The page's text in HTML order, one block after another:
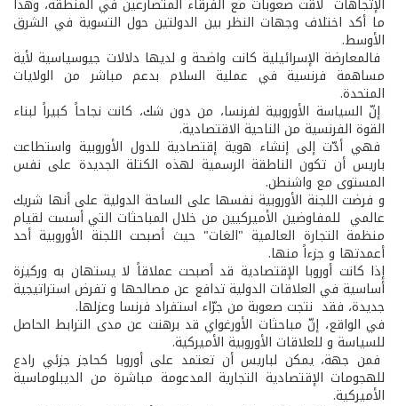
ما أكد اختلاف وجهات النظر بين الدولتين حول التسوية في الشرق
الأوسط.
فالمعارضة الإسرائيلية كانت واضحة و لديها دلالات جيو­سياسية لأية
مساهمة فرنسية في عملية السلام بدعم مباشر من الولايات
المتحدة.
إنّ السياسة الأوروبية لفرنسا، من دون شك، كانت نجاحاً كبيراً لبناء
القوة الفرنسية من الناحية الاقتصادية.
فهي أدّت إلى إنشاء هوية إقتصادية للدول الأوروبية واستطاعت
باريس أن تكون الناطقة الرسمية لهذه الكتلة الجديدة على نفس
المستوى مع واشنطن.
و فرضت اللجنة الأوروبية نفسها على الساحة الدولية على أنها شريك
عالمي للمفاوضين الأميركيين من خلال المباحثات التي أسست لقيام
منظمة التجارة العالمية "الغات" حيث أصبحت اللجنة الأوروبية أحد
أعمدتها و جزءاً منها.
إذا كانت أوروبا الإقتصادية قد أصبحت عملاقاً لا يستهان به وركيزة
أساسية في العلاقات الدولية تدافع عن مصالحها و تفرض استراتيجية
جديدة، فقد نتجت صعوبة من جرّاء استفراد فرنسا وعزلها.
في الواقع، إنّ مباحثات الأورغواي قد برهنت عن مدى الترابط الحاصل
للسياسة و للعلاقات الأوروبية­ الأميركية.
فمن جهة، يمكن لباريس أن تعتمد على أوروبا كحاجز جزئي رادع
للهجومات الإقتصادية التجارية المدعومة مباشرة من الديبلوماسية
الأميركية.